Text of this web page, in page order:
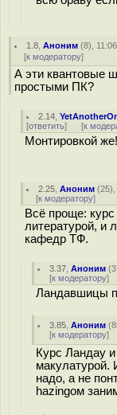
1.8 ,Аноним (8),
[к модератору]
А эти квантовые
простыми ПК?
2.14 ,
[ответить] [к
Монтировкой же!
2.25 ,Аноним (25),
[к модератору]
Всё проще:
литературой, и
кафедр ТФ.
3.37 ,Аноним (
[к модератору]
Ландавшицы
3.85 ,Аноним (
[к модератору]
Курс Ландау
макулатурой.
надо, а не
hazingом